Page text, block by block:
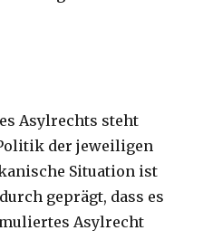
Asylrechts steht
der jeweiligen
Situation ist
geprägt, dass es
Asylrecht